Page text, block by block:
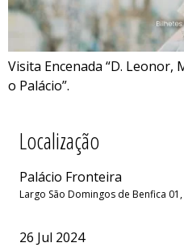
Visita Encenada “D.
o Palácio”.
Localização
Palácio Fronteira
Largo São Domingos de Benfica
26 Jul 2024